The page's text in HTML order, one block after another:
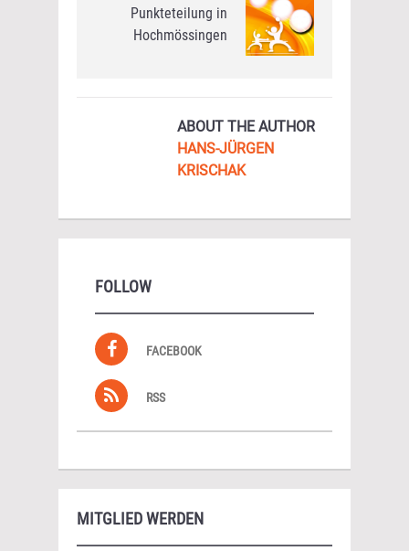
Punkteteilung in
Hochmössingen
ABOUT THE AUTHOR
HANS-JÜRGEN
KRISCHAK
FOLLOW
FACEBOOK
RSS
MITGLIED WERDEN